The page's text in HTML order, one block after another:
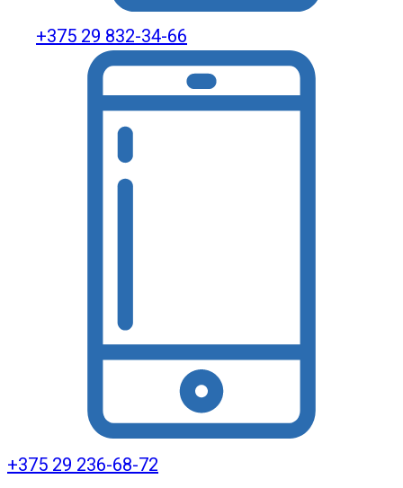
+375 29 832-34-66
+375 29 236-68-72